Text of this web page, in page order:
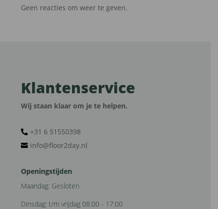
Geen reacties om weer te geven.
Klantenservice
Wij staan klaar om je te helpen.
 +31 6 51550398‬
 info@floor2day.nl
Openingstijden
Maandag: Gesloten
Dinsdag: t/m vrijdag 08:00 - 17:00